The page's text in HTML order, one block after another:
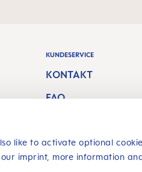
like to activate optional
imprint, more information
KUNDESERVICE
KONTAKT
FAQ
EKSPEDISJON
RETURN POLICY